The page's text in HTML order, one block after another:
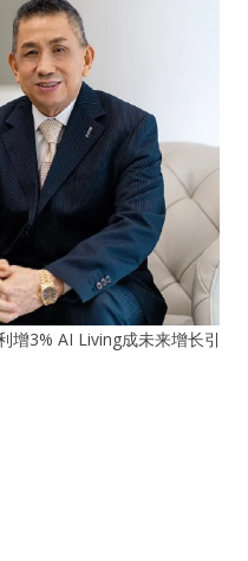
增3% AI Living成未来增长引